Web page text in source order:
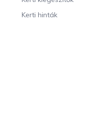
Kerti hinták